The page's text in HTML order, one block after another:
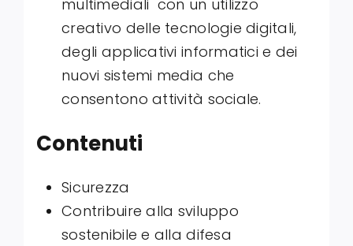
multimediali con un utilizzo
creativo delle tecnologie digitali,
degli applicativi informatici e dei
nuovi sistemi media che
consentono attività sociale.
Contenuti
Sicurezza
Contribuire alla sviluppo
sostenibile e alla difesa